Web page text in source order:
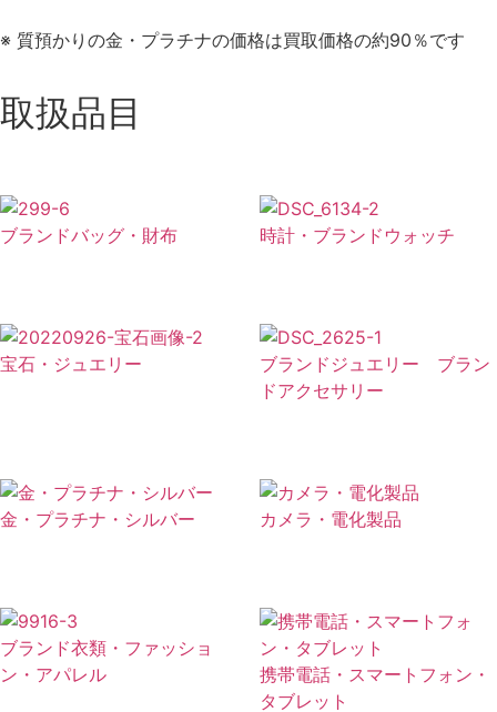
※ 質預かりの金・プラチナの価格は買取価格の約90％です
取扱品目
ブランドバッグ・財布 時計・ブランドウォッチ
宝石・ジュエリー
ブランドジュエリー ブラン
ドアクセサリー
金・プラチナ・シルバー カメラ・電化製品
ブランド衣類・ファッショ
ン・アパレル
携帯電話・スマートフォン・
タブレット